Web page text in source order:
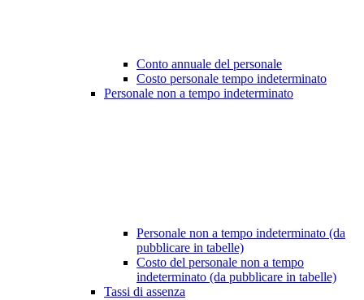
Conto annuale del personale
Costo personale tempo indeterminato
Personale non a tempo indeterminato
Personale non a tempo indeterminato (da
pubblicare in tabelle)
Costo del personale non a tempo
indeterminato (da pubblicare in tabelle)
Tassi di assenza